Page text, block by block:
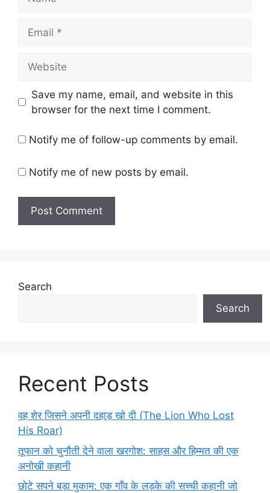
Save my name, email, and website in this
browser for the next time I comment.
Notify me of follow-up comments by email.
Notify me of new posts by email.
Search
Search
Recent Posts
वह शेर जिसने अपनी दहाड़ खो दी (The Lion Who Lost
His Roar)
तूफान को चुनौती देने वाला खरगोश: साहस और हिम्मत की एक
अनोखी कहानी
छोटे सपने बड़ा मुकाम: एक गाँव के लड़के की सच्ची कहानी जो